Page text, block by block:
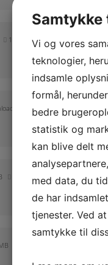
14.76 MB 11 downloads
10 downloads
Vi og vores
teknologier,
indsamle
formål,
bedre
statistik og
kan blive delt
med data, du
de har
tjenester. Ved
samtykke til